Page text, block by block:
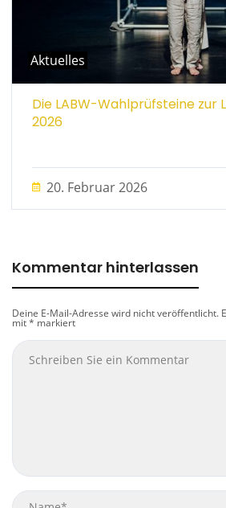
Aktuelles
Die LABW-Wahlprüfsteine zur
2026
20. Februar 2026
Kommentar hinterlassen
Deine E-Mail-Adresse wird nicht veröffentlicht.
mit* markiert
Name